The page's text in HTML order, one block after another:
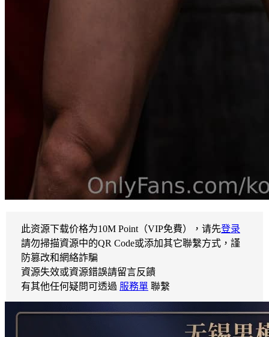
此资源下载价格为10M Point（VIP免費），请先登录
請勿掃描資源中的QR Code或添加其它聯繫方式，謹
防篡改和網絡詐騙
資源失效或資源錯誤請留言反饋
有其他任何疑問可透過 服務單 聯繫